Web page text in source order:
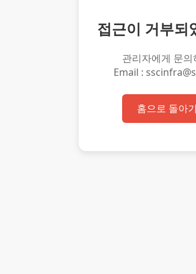
접근이 거부되
관리자에게 문의
Email :
홈으로 돌아